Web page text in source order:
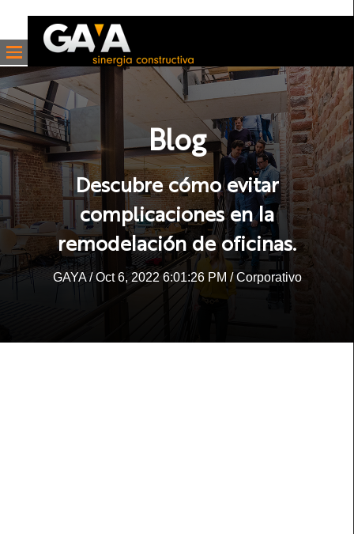
Blog
Descubre cómo evitar
complicaciones en la
remodelación de oficinas.
GAYA/ Oct 6, 2022 6:01:26 PM /Corporativo